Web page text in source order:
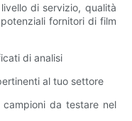
di servizio, qualità
fornitori di film
di analisi
al tuo settore
da testare nel